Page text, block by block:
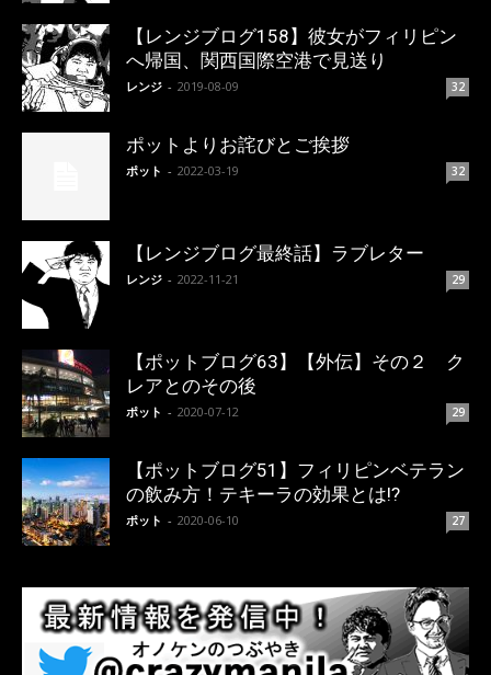
【レンジブログ158】彼女がフィリピン
へ帰国、関西国際空港で見送り
レンジ - 2019-08-09 32
ポットよりお詫びとご挨拶
ポット - 2022-03-19 32
【レンジブログ最終話】ラブレター
レンジ - 2022-11-21 29
【ポットブログ63】【外伝】その２ ク
レアとのその後
ポット - 2020-07-12 29
【ポットブログ51】フィリピンベテラン
の飲み方！テキーラの効果とは!?
ポット - 2020-06-10 27